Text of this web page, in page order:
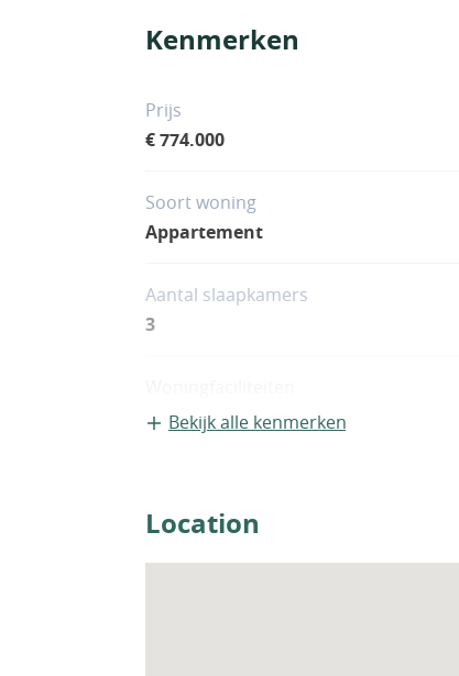
berging.Beganegrondwoningen en
voor een comfortabele levensstijl:
buitenzwembad, fitnessruimte,
naar hoogwaardige appartementen
architectuur en uitgebreide
Kenmerken
Prijs
€ 774.000
Soort woning
Appartement
Aantal slaapkamers
3
Zwembad
Bekijk alle kenmerken
Location